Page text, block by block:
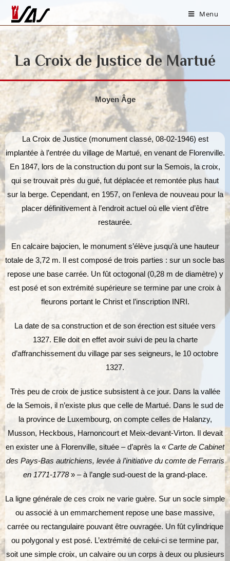
Menu
La Croix de Justice de Martué
Moyen Âge
La Croix de Justice (monument classé, 08-02-1946) est
implantée à l’entrée du village de Martué, en venant de Florenville.
En 1847, lors de la construction du pont sur la Semois, la croix,
qui se trouvait près du gué, fut déplacée et remontée plus haut
sur la berge. Cependant, en 1957, on l’enleva de nouveau pour la
placer définitivement à l’endroit actuel où elle vient d’être
restaurée.
En calcaire bajocien, le monument s’élève jusqu’à une hauteur
totale de 3,72 m. Il est composé de trois parties : sur un socle bas
repose une base carrée. Un fût octogonal (0,28 m de diamètre) y
est posé et son extrémité supérieure se termine par une croix à
fleurons portant le Christ et l’inscription INRI.
La date de sa construction et de son érection est située vers
1327. Elle doit en effet avoir suivi de peu la charte
d’affranchissement du village par ses seigneurs, le 10 octobre
1327.
Très peu de croix de justice subsistent à ce jour. Dans la vallée
de la Semois, il n’existe plus que celle de Martué. Dans le sud de
la province de Luxembourg, on compte celles de Halanzy,
Musson, Heckbous, Harnoncourt et Meix-devant-Virton. Il devait
en exister une à Florenville, située – d’après la « Carte de Cabinet
des Pays-Bas autrichiens, levée à l’initiative du comte de Ferraris
en 1771-1778» – à l’angle sud-ouest de la grand-place.
La ligne générale de ces croix ne varie guère. Sur un socle simple
ou associé à un emmarchement repose une base massive,
carrée ou rectangulaire pouvant être ouvragée. Un fût cylindrique
ou polygonal y est posé. L’extrémité de celui-ci se termine par,
soit une simple croix, un calvaire ou un corps à deux ou plusieurs